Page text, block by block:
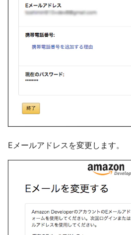
Eメールアドレスを変更します。